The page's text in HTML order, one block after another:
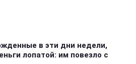
в эти дни недели,
лопатой: им повезло с